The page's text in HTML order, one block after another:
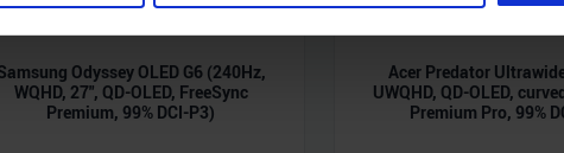
um Inhalte und Anzeigen zu personalisieren, Funktionen für
Website zu analysieren. Außerdem geben wir Informationen
Odyssey OLED G6 (240Hz,
WQHD, 27", QD-OLED, FreeSync
Premium, 99% DCI-P3)
Acer Predator
UWQHD, QD-OLED,
Premium Pro, 99%